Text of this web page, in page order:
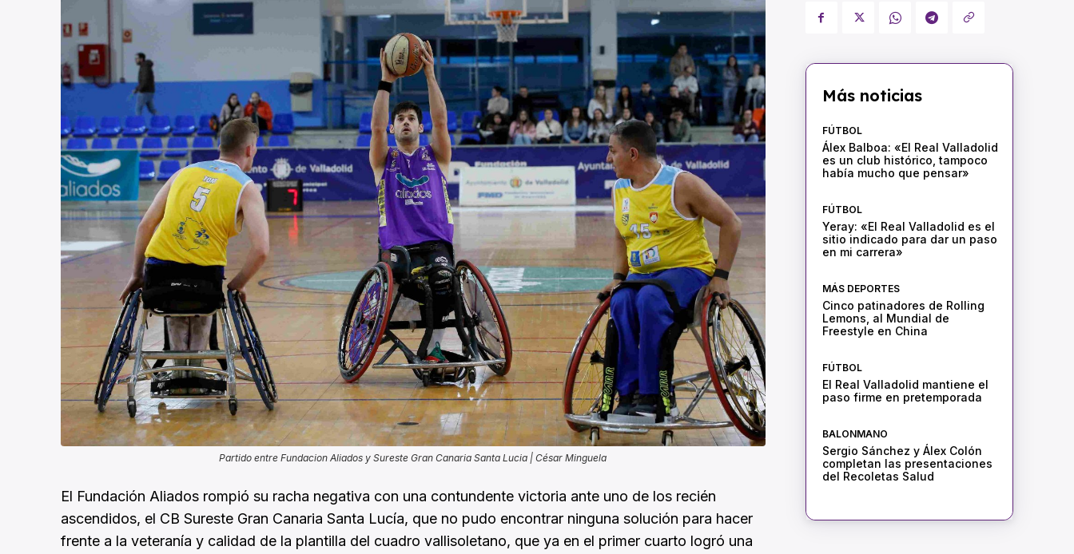
Partido entre Fundacion Aliados y Sureste Gran Canaria Santa Lucia | César Minguela
El Fundación Aliados rompió su racha negativa con una contundente victoria ante uno de los recién
ascendidos, el CB Sureste Gran Canaria Santa Lucía, que no pudo encontrar ninguna solución para hacer
frente a la veteranía y calidad de la plantilla del cuadro vallisoletano, que ya en el primer cuarto logró una
Más noticias
FÚTBOL
Álex Balboa: «El Real Valladolid
es un club histórico, tampoco
había mucho que pensar»
FÚTBOL
Yeray: «El Real Valladolid es el
sitio indicado para dar un paso
en mi carrera»
MÁS DEPORTES
Cinco patinadores de Rolling
Lemons, al Mundial de
Freestyle en China
FÚTBOL
El Real Valladolid mantiene el
paso firme en pretemporada
BALONMANO
Sergio Sánchez y Álex Colón
completan las presentaciones
del Recoletas Salud